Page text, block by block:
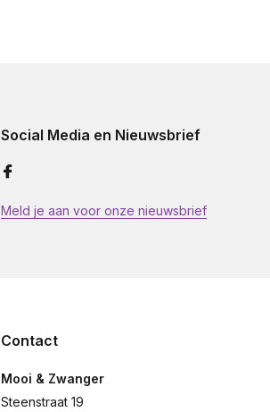
Social Media en Nieuwsbrief
Meld je aan voor onze nieuwsbrief
Contact
Mooi & Zwanger
Steenstraat 19